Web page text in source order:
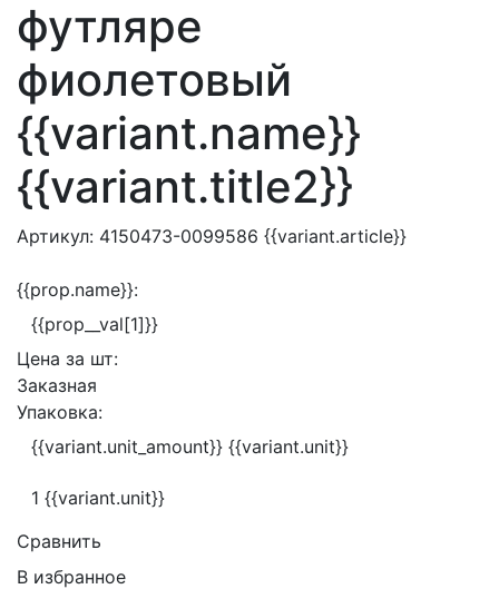
футляре
фиолетовый
{{variant.name}}
{{variant.title2}}
Артикул: 4150473-0099586 {{variant.article}}
{{prop.name}}:
{{prop__val[1]}}
Цена за шт:
Заказная
Упаковка:
{{variant.unit_amount}} {{variant.unit}}
1 {{variant.unit}}
Сравнить
В избранное